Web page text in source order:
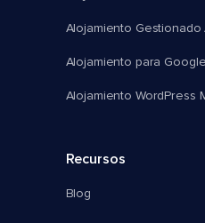
Alojamiento Gestionado
Alojamiento para
Alojamiento WordPress
Recursos
Blog